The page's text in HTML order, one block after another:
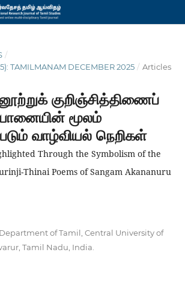
/
TAMILMANAM DECEMBER 2025 / Articles
குறிஞ்சித்திணைப்
மூலம்
வாழ்வியல் நெறிகள்
Through the Symbolism of the
Thinai Poems of Sangam Akananuru
of Tamil, Central University of
Tamil Nadu, India.